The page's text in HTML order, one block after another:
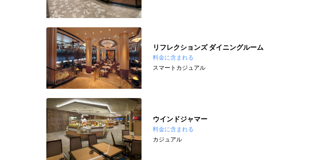
リフレクションズ ダイニングルーム
料金に含まれる
スマートカジュアル
ウインドジャマー
料金に含まれる
カジュアル